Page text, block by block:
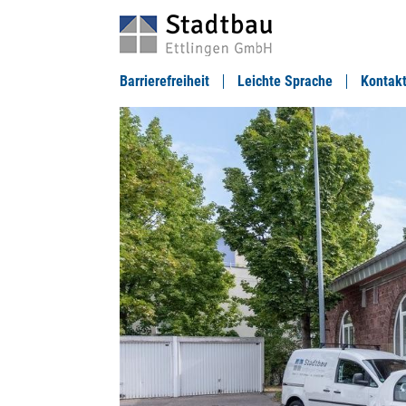
Barrierefreiheit Leichte Sprache Kontakt